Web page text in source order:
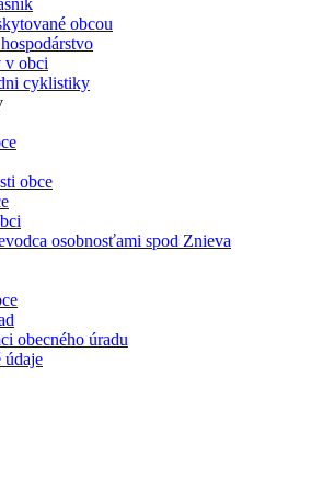
obcou
v obci
cyklistiky
obce
osobnosťami spod Znieva
obecného úradu
údaje